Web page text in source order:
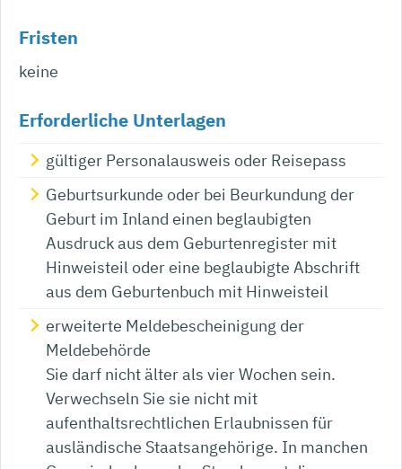
Fristen
keine
Erforderliche Unterlagen
gültiger Personalausweis oder Reisepass
Geburtsurkunde oder bei Beurkundung der
Geburt im Inland einen beglaubigten
Ausdruck aus dem Geburtenregister mit
Hinweisteil oder eine beglaubigte Abschrift
aus dem Geburtenbuch mit Hinweisteil
erweiterte Meldebescheinigung der
Meldebehörde
Sie darf nicht älter als vier Wochen sein.
Verwechseln Sie sie nicht mit
aufenthaltsrechtlichen Erlaubnissen für
ausländische Staatsangehörige. In manchen